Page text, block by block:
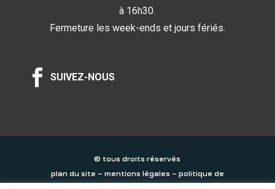
à 16h30.
Fermeture les week-ends et jours fériés.
 SUIVEZ-NOUS
© tous droits réservés
plan du site – mentions légales – politique de